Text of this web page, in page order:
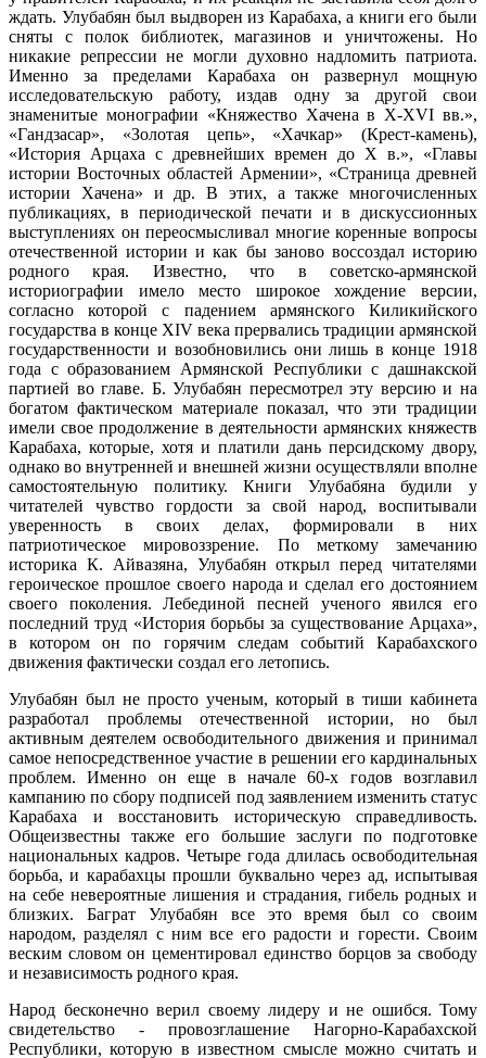
ждать. Улубабян был выдворен из Карабаха, а книги его были
сняты с полок библиотек, магазинов и уничтожены. Но
никакие репрессии не могли духовно надломить патриота.
Именно за пределами Карабаха он развернул мощную
исследовательскую работу, издав одну за другой свои
знаменитые монографии «Княжество Хачена в Х-ХVI вв.»,
«Гандзасар», «Золотая цепь», «Хачкар» (Крест-камень),
«История Арцаха с древнейших времен до Х в.», «Главы
истории Восточных областей Армении», «Страница древней
истории Хачена» и др. В этих, а также многочисленных
публикациях, в периодической печати и в дискуссионных
выступлениях он переосмысливал многие коренные вопросы
отечественной истории и как бы заново воссоздал историю
родного края. Известно, что в советско-армянской
историографии имело место широкое хождение версии,
согласно которой с падением армянского Киликийского
государства в конце ХIV века прервались традиции армянской
государственности и возобновились они лишь в конце 1918
года с образованием Армянской Республики с дашнакской
партией во главе. Б. Улубабян пересмотрел эту версию и на
богатом фактическом материале показал, что эти традиции
имели свое продолжение в деятельности армянских княжеств
Карабаха, которые, хотя и платили дань персидскому двору,
однако во внутренней и внешней жизни осуществляли вполне
самостоятельную политику. Книги Улубабяна будили у
читателей чувство гордости за свой народ, воспитывали
уверенность в своих делах, формировали в них
патриотическое мировоззрение. По меткому замечанию
историка К. Айвазяна, Улубабян открыл перед читателями
героическое прошлое своего народа и сделал его достоянием
своего поколения. Лебединой песней ученого явился его
последний труд «История борьбы за существование Арцаха»,
в котором он по горячим следам событий Карабахского
движения фактически создал его летопись.
Улубабян был не просто ученым, который в тиши кабинета
разработал проблемы отечественной истории, но был
активным деятелем освободительного движения и принимал
самое непосредственное участие в решении его кардинальных
проблем. Именно он еще в начале 60-х годов возглавил
кампанию по сбору подписей под заявлением изменить статус
Карабаха и восстановить историческую справедливость.
Общеизвестны также его большие заслуги по подготовке
национальных кадров. Четыре года длилась освободительная
борьба, и карабахцы прошли буквально через ад, испытывая
на себе невероятные лишения и страдания, гибель родных и
близких. Баграт Улубабян все это время был со своим
народом, разделял с ним все его радости и горести. Своим
веским словом он цементировал единство борцов за свободу
и независимость родного края.
Народ бесконечно верил своему лидеру и не ошибся. Тому
свидетельство - провозглашение Нагорно-Карабахской
Республики, которую в известном смысле можно считать и